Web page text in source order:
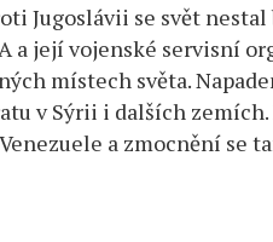
Jugoslávii se svět
a její vojenské servisní
místech světa.
v Sýrii i dalších
a zmocnění se